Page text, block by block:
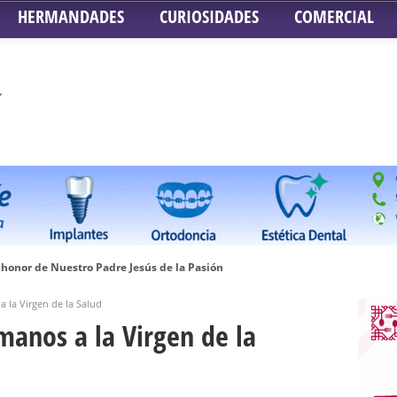
HERMANDADES CURIOSIDADES COMERCIAL
de Nuestro Padre Jesús de la Pasión
ante el paso de Nuestra Señora de la Encarnación Coronada –
la Virgen de la Salud
a la Virgen de la